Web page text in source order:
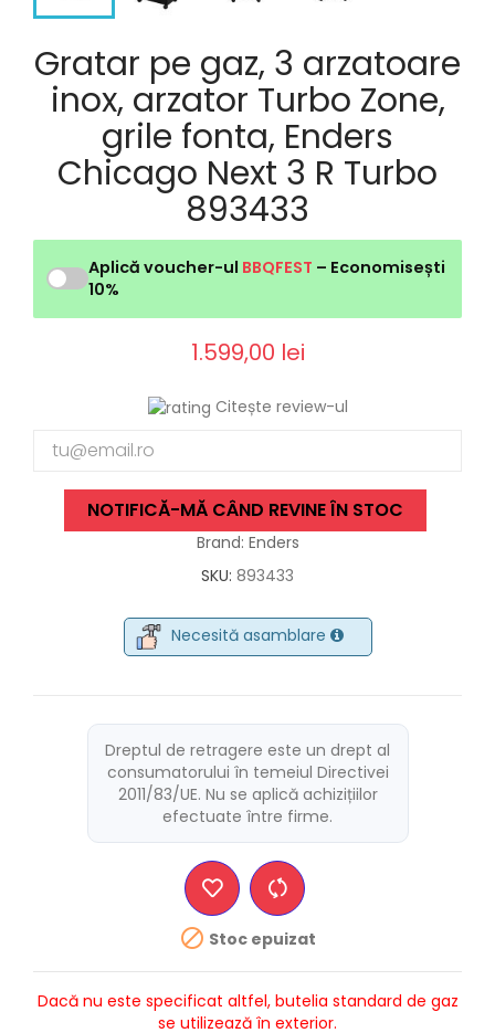
Gratar pe gaz, 3 arzatoare
inox, arzator Turbo Zone,
grile fonta, Enders
Chicago Next 3 R Turbo
893433
Aplică voucher-ul BBQFEST – Economisești
10%
1.599,00 lei
Citește review-ul
NOTIFICĂ-MĂ CÂND REVINE ÎN STOC
Brand: Enders
SKU: 893433
Necesită asamblare
Dreptul de retragere este un drept al
consumatorului în temeiul Directivei
2011/83/UE. Nu se aplică achizițiilor
efectuate între firme.
 Stoc epuizat
Dacă nu este specificat altfel, butelia standard de gaz
se utilizează în exterior.